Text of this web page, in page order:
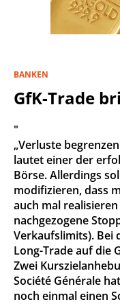
BANKEN
GfK-Trade
"
„Verluste
lautet einer der
Börse. Allerdings
modifizieren, dass
auch mal
nachgezogene
Verkaufslimits). Bei
Long-Trade auf die
Zwei
Société Générale
noch einmal einen